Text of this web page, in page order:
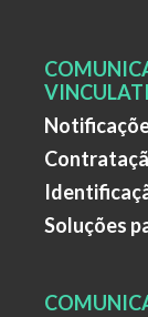
Soluções